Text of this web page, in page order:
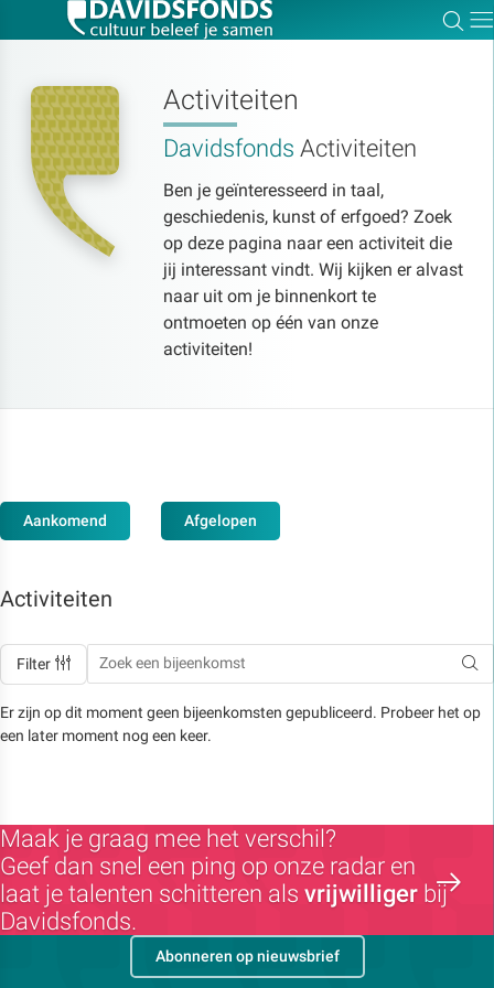
Activiteiten
Davidsfonds Activiteiten
Ben je geïnteresseerd in taal,
geschiedenis, kunst of erfgoed? Zoek
op deze pagina naar een activiteit die
jij interessant vindt. Wij kijken er alvast
naar uit om je binnenkort te
ontmoeten op één van onze
activiteiten!
Aankomend Afgelopen
Activiteiten
Filter
Er zijn op dit moment geen bijeenkomsten gepubliceerd. Probeer het op
een later moment nog een keer.
Maak je graag mee het verschil?
Geef dan snel een ping op onze radar en
laat je talenten schitteren als vrijwilliger bij
Davidsfonds.
Abonneren op nieuwsbrief
Zoek:
Zoeken